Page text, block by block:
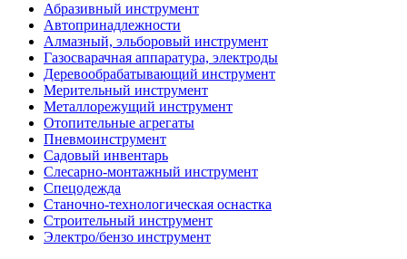
Абразивный инструмент
Автопринадлежности
Алмазный, эльборовый инструмент
Газосварачная аппаратура, электроды
Деревообрабатывающий инструмент
Мерительный инструмент
Металлорежущий инструмент
Отопительные агрегаты
Пневмоинструмент
Садовый инвентарь
Слесарно-монтажный инструмент
Спецодежда
Станочно-технологическая оснастка
Строительный инструмент
Электро/бензо инструмент